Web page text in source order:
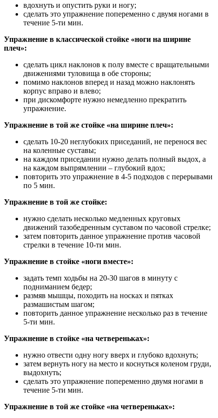
вдохнуть и опустить руки и ногу;
сделать это упражнение попеременно с двумя ногами в
течение 5-ти мин.
Упражнение в классической стойке «ноги на ширине
плеч»:
сделать цикл наклонов к полу вместе с вращательными
движениями туловища в обе стороны;
помимо наклонов вперед и назад можно наклонять
корпус вправо и влево;
при дискомфорте нужно немедленно прекратить
упражнение.
Упражнение в той же стойке «на ширине плеч»:
сделать 10-20 неглубоких приседаний, не перенося вес
на коленные суставы;
на каждом приседании нужно делать полный выдох, а
на каждом выпрямлении – глубокий вдох;
повторить это упражнение в 4-5 подходов с перерывами
по 5 мин.
Упражнение в той же стойке:
нужно сделать несколько медленных круговых
движений тазобедренным суставом по часовой стрелке;
затем повторить данное упражнение против часовой
стрелки в течение 10-ти мин.
Упражнение в стойке «ноги вместе»:
задать темп ходьбы на 20-30 шагов в минуту с
подниманием бедер;
размяв мышцы, походить на носках и пятках
размашистым шагом;
повторить данное упражнение несколько раз в течение
5-ти мин.
Упражнение в стойке «на четвереньках»:
нужно отвести одну ногу вверх и глубоко вдохнуть;
затем вернуть ногу на место и коснуться коленом груди,
выдохнуть;
сделать это упражнение попеременно двумя ногами в
течение 5-ти мин.
Упражнение в той же стойке «на четвереньках»: